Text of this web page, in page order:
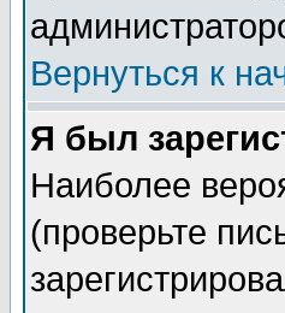
Вернуться к
Я был
Наиболее
(проверьте